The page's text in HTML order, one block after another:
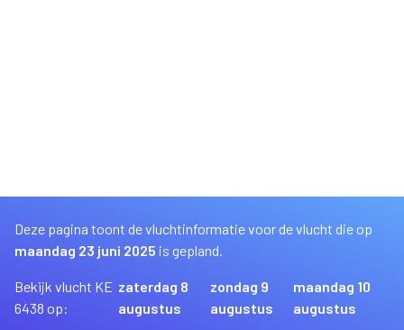
Deze pagina toont de vluchtinformatie voor de vlucht die op
maandag 23 juni 2025 is gepland.
Bekijk vlucht KE
6438 op:
zaterdag 8
augustus
zondag 9
augustus
maandag 10
augustus